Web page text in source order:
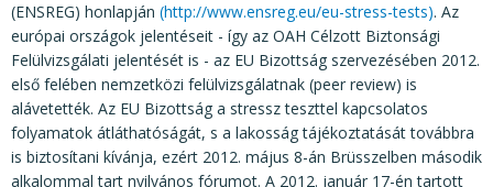
(ENSREG) honlapján (http://www.ensreg.eu/eu-stress-tests). Az
európai országok jelentéseit - így az OAH Célzott Biztonsági
Felülvizsgálati jelentését is - az EU Bizottság szervezésében 2012.
első felében nemzetközi felülvizsgálatnak (peer review) is
alávetették. Az EU Bizottság a stressz teszttel kapcsolatos
folyamatok átláthatóságát, s a lakosság tájékoztatását továbbra
is biztosítani kívánja, ezért 2012. május 8-án Brüsszelben második
alkalommal tart nyilvános fórumot. A 2012. január 17-én tartott